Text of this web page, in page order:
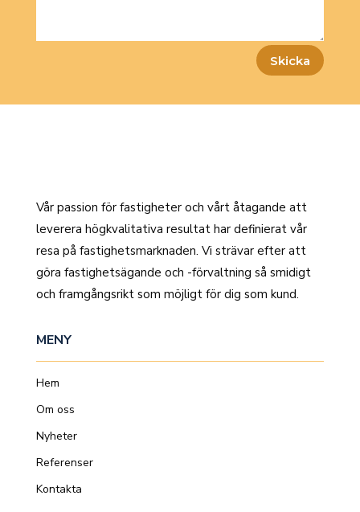
Skicka
Vår passion för fastigheter och vårt åtagande att
leverera högkvalitativa resultat har definierat vår
resa på fastighetsmarknaden. Vi strävar efter att
göra fastighetsägande och -förvaltning så smidigt
och framgångsrikt som möjligt för dig som kund.
MENY
Hem
Om oss
Nyheter
Referenser
Kontakta